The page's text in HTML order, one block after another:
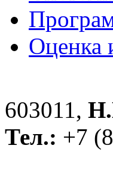
Оценка
603011,
Тел.: +7